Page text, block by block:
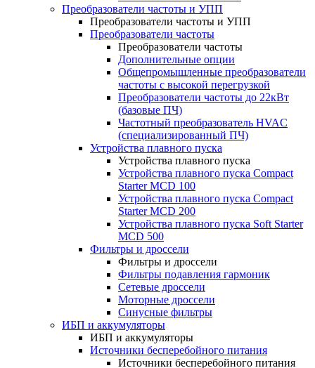
Преобразователи частоты и УПП
Преобразователи частоты и УПП
Преобразователи частоты
Преобразователи частоты
Дополнительные опции
Общепромышленные преобразователи
частоты с высокой перегрузкой
Преобразователи частоты до 22кВт
(базовые ПЧ)
Частотный преобразователь HVAC
(специализированный ПЧ)
Устройства плавного пуска
Устройства плавного пуска
Устройства плавного пуска Compact
Starter MCD 100
Устройства плавного пуска Compact
Starter MCD 200
Устройства плавного пуска Soft Starter
MCD 500
Фильтры и дроссели
Фильтры и дроссели
Фильтры подавления гармоник
Сетевые дроссели
Моторные дроссели
Синусные фильтры
ИБП и аккумуляторы
ИБП и аккумуляторы
Источники бесперебойного питания
Источники бесперебойного питания